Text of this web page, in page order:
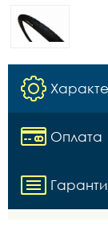
Оплата